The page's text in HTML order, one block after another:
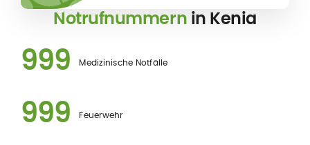
Notrufnummern in Kenia
999 Medizinische Notfälle
999 Feuerwehr